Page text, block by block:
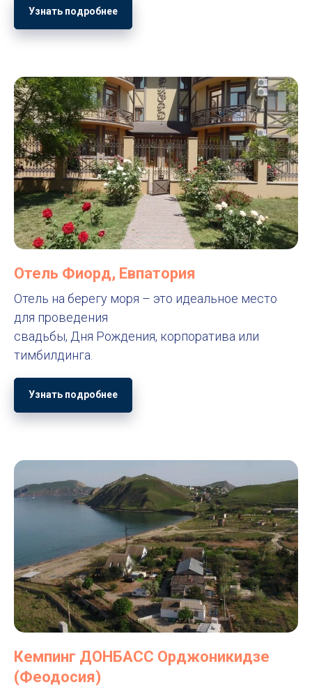
Узнать подробнее
Отель Фиорд, Евпатория
Отель на берегу моря – это идеальное место
для проведения
свадьбы, Дня Рождения, корпоратива или
тимбилдинга.
Узнать подробнее
Кемпинг ДОНБАСС Орджоникидзе
(Феодосия)